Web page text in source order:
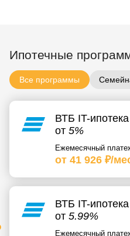
Ипотечные
Все программы
ВТБ IT-ипотека
от 5%
Ежемесячный
от 41 926 ₽/
ВТБ IT-ипотека
от 5.99%
Ежемесячный